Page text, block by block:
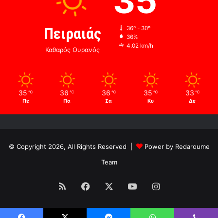
Πειραιάς
Καθαρός Ουρανός
36º - 30º
36%
4.02 km/h
35 ℃
Πε
36 ℃
Πα
36 ℃
Σα
35 ℃
Κυ
33 ℃
Δε
© Copyright 2026, All Rights Reserved |
Power by Redaroume
Team
RSS Facebook YouTubeInstagram